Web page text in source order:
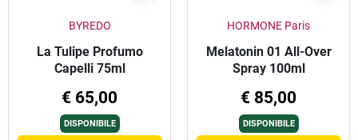
BYREDO
La Tulipe Profumo
Capelli 75ml
€ 65,00
DISPONIBILE
HORMONE Paris
Melatonin 01 All-Over
Spray 100ml
€ 85,00
DISPONIBILE